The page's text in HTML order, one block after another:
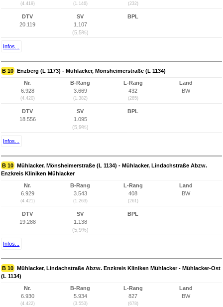
(4.419) (1.146) (232)
DTV
20.119
SV
1.107
(5,5%)
BPL
Infos...
B 10 Enzberg (L 1173) - Mühlacker, Mönsheimerstraße (L 1134)
Nr.
6.928
(4.420)
B-Rang
3.669
(1.382)
L-Rang
432
(285)
Land
BW
DTV
18.556
SV
1.095
(5,9%)
BPL
Infos...
B 10 Mühlacker, Mönsheimerstraße (L 1134) - Mühlacker, Lindachstraße Abzw.
Enzkreis Kliniken Mühlacker
Nr.
6.929
(4.421)
B-Rang
3.543
(1.263)
L-Rang
408
(261)
Land
BW
DTV
19.288
SV
1.138
(5,9%)
BPL
Infos...
B 10 Mühlacker, Lindachstraße Abzw. Enzkreis Kliniken Mühlacker - Mühlacker-Ost
(L 1134)
Nr.
6.930
(4.422)
B-Rang
5.934
(3.553)
L-Rang
827
(678)
Land
BW